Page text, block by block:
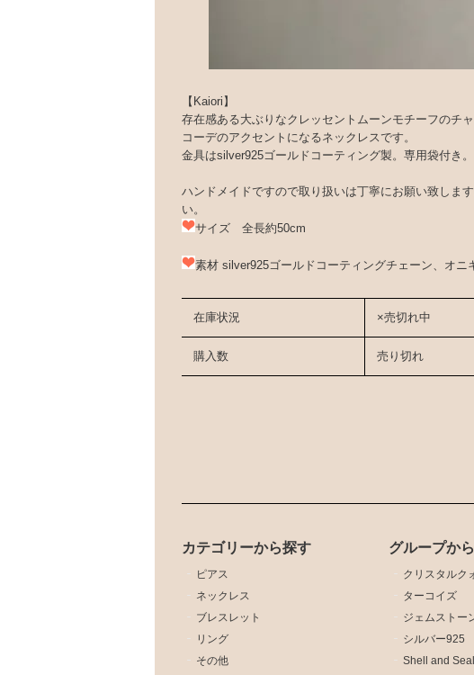
【Kaiori】
存在感ある大ぶりなクレッセントムーンモチーフのチ
コーデのアクセントになるネックレスです。
金具はsilver925ゴールドコーティング製。専用袋付き。
ハンドメイドですので取り扱いは丁寧にお願い致しま
い。
サイズ 全長約50cm
素材 silver925ゴールドコーティングチェーン、オニ
在庫状況 ×売切れ中
購入数 売り切れ
カテゴリーから探す
ピアス
ネックレス
ブレスレット
リング
その他
グループか
クリスタルク
ターコイズ
ジェムストー
シルバー925
Shell and